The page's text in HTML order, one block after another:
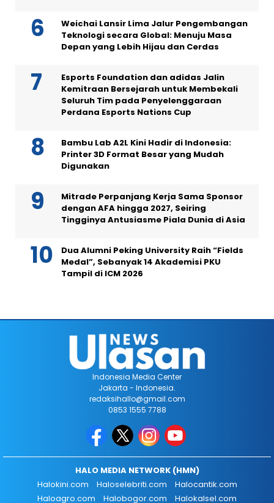
Weichai Lansir Lima Jalur Pengembangan
Teknologi secara Global: Menuju Masa
Depan yang Lebih Hijau dan Cerdas
Esports Foundation dan adidas Jalin
Kemitraan Bersejarah untuk Membekali
Seluruh Tim pada Penyelenggaraan
Perdana Esports Nations Cup
Bambu Lab A2L Kini Hadir di Indonesia:
Printer 3D Format Besar yang Mudah
Digunakan
Mitrade Perpanjang Kerja Sama Sponsor
dengan AFA hingga 2027, Seiring
Tingginya Antusiasme Piala Dunia di Asia
Dua Alumni Peking University Raih “Fields
Medal”, Sebanyak 14 Akademisi PKU
Tampil di ICM 2026
Indonesia Media Center
Jakarta - Indonesia.
redaksihallo@gmail.com
0853 1555 7788
HALO MEDIA NETWORK (HMN)
Halokini.com
Haloselebriti.com
Halocantik.com
Haloagro.com
Halobogor.com Halokalsel.com